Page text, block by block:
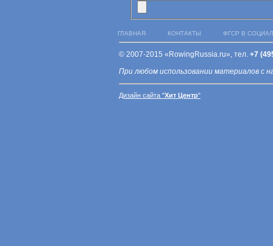
ГЛАВНАЯ КОНТАКТЫ ФГСР В
© 2007-2015 «RowingRussia.ru», тел. +7
При любом использовании материалов с
Дизайн сайта "Хит Центр"